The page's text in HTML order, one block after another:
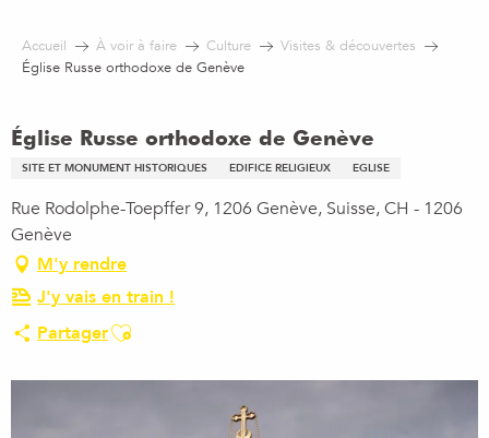
contenu
Accueil À voir à faire Culture
Visites & découvertes
Église Russe orthodoxe de Genève
Église Russe orthodoxe de Genève
SITE ET MONUMENT HISTORIQUES EDIFICE RELIGIEUX EGLISE
Rue Rodolphe-Toepffer 9, 1206 Genève, Suisse, CH - 1206
Genève
M'y rendre
J'y vais en train !
PartagerAjouter aux favoris